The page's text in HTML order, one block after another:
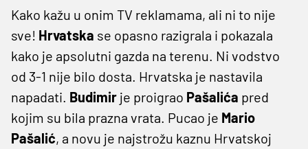
Kako kažu u onim TV reklamama, ali ni to nije
sve! Hrvatska se opasno razigrala i pokazala
kako je apsolutni gazda na terenu. Ni vodstvo
od 3-1 nije bilo dosta. Hrvatska je nastavila
napadati. Budimir je proigrao Pašalića pred
kojim su bila prazna vrata. Pucao je Mario
Pašalić, a novu je najstrožu kaznu Hrvatskoj